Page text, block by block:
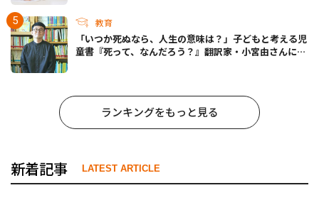
教育
「いつか死ぬなら、人生の意味は？」子どもと考える児
童書『死って、なんだろう？』翻訳家・小宮由さんに聞
ランキングをもっと見る
新着記事 LATEST ARTICLE